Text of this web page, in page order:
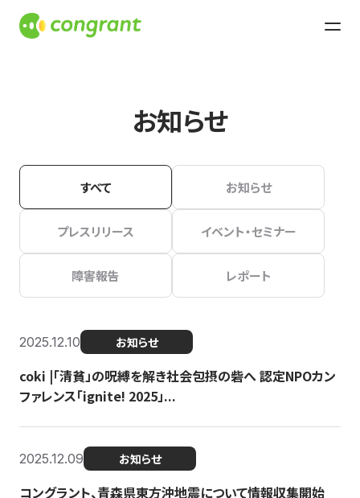
お知らせ
すべて お知らせ
プレスリリース イベント・セミナー
障害報告 レポート
2025.12.10 お知らせ
coki |「清貧」の呪縛を解き社会包摂の砦へ 認定NPOカン
ファレンス「ignite! 2025」...
2025.12.09 お知らせ
コングラント、青森県東方沖地震について情報収集開始